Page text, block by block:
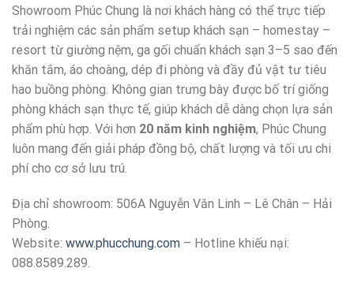
Showroom Phúc Chung là nơi khách hàng có thể trực tiếp
trải nghiệm các sản phẩm setup khách sạn – homestay –
resort từ giường nệm, ga gối chuẩn khách sạn 3–5 sao đến
khăn tắm, áo choàng, dép đi phòng và đầy đủ vật tư tiêu
hao buồng phòng. Không gian trưng bày được bố trí giống
phòng khách sạn thực tế, giúp khách dễ dàng chọn lựa sản
phẩm phù hợp. Với hơn 20 năm kinh nghiệm, Phúc Chung
luôn mang đến giải pháp đồng bộ, chất lượng và tối ưu chi
phí cho cơ sở lưu trú.
Địa chỉ showroom: 506A Nguyễn Văn Linh – Lê Chân – Hải
Phòng.
Website: www.phucchung.com – Hotline khiếu nại:
088.8589.289.